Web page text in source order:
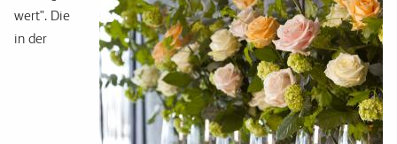
wert". Die
in der